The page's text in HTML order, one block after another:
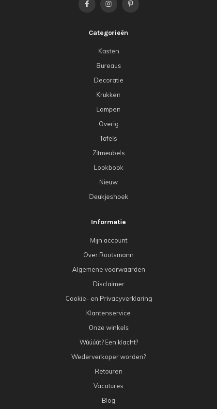
Categorieën
Kasten
Bureaus
Decoratie
Krukken
Lampen
Overig
Tafels
Zitmeubels
Lookbook
Nieuw
Deukjeshoek
Informatie
Mijn account
Over Rootsmann
Algemene voorwaarden
Disclaimer
Cookie- en Privacyverklaring
Klantenservice
Onze winkels
Wúúúút? Een klacht?
Wederverkoper worden?
Retouren
Vacatures
Blog